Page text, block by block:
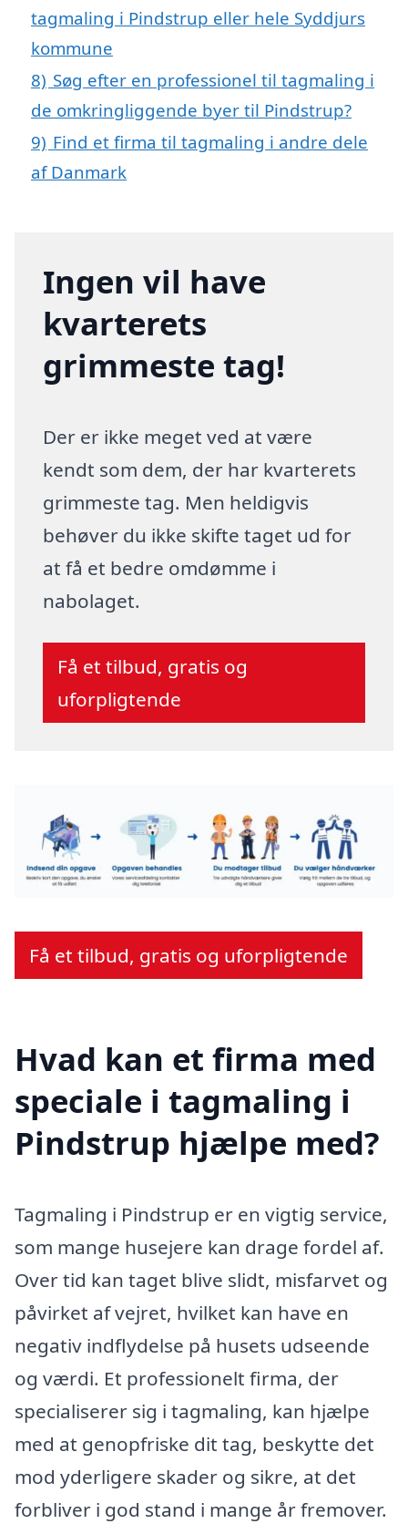
tagmaling i Pindstrup eller hele Syddjurs
kommune
8) Søg efter en professionel til tagmaling i
de omkringliggende byer til Pindstrup?
9) Find et firma til tagmaling i andre dele
af Danmark
Ingen vil have
kvarterets
grimmeste tag!
Der er ikke meget ved at være
kendt som dem, der har kvarterets
grimmeste tag. Men heldigvis
behøver du ikke skifte taget ud for
at få et bedre omdømme i
nabolaget.
Få et tilbud, gratis og
uforpligtende
Få et tilbud, gratis og uforpligtende
Hvad kan et firma med
speciale i tagmaling i
Pindstrup hjælpe med?
Tagmaling i Pindstrup er en vigtig service,
som mange husejere kan drage fordel af.
Over tid kan taget blive slidt, misfarvet og
påvirket af vejret, hvilket kan have en
negativ indflydelse på husets udseende
og værdi. Et professionelt firma, der
specialiserer sig i tagmaling, kan hjælpe
med at genopfriske dit tag, beskytte det
mod yderligere skader og sikre, at det
forbliver i god stand i mange år fremover.